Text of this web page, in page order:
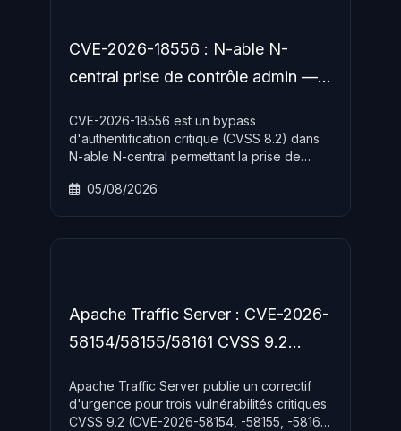
CVE-2026-18556 : N-able N-
central prise de contrôle admin —
CVE-2026-18556 est un bypass
d'authentification critique (CVSS 8.2) dans
N-able N-central permettant la prise de
Exploité activement depuis fin juillet 2026
05/08/2026
Apache Traffic Server : CVE-2026-
58154/58155/58161 CVSS 9.2
Apache Traffic Server publie un correctif
d'urgence pour trois vulnérabilités critiques
CVSS 9.2 (CVE-2026-58154, -58155, -58161)